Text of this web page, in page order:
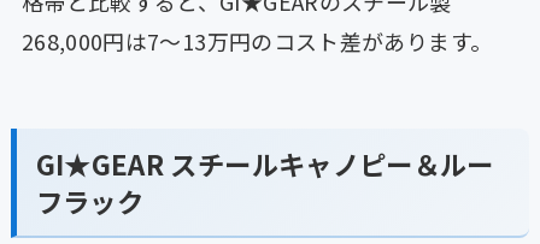
268,000円は7〜13万円のコスト差があります。
GI★GEAR スチールキャノピー＆ルー
フラック